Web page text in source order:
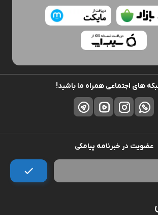
های اجتماعی همراه ما باشید!
عضویت در خبرنامه پیامکی